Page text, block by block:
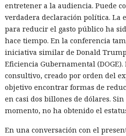
entretener a la audiencia. Puede
verdadera declaración política. La
para reducir el gasto público ha
hace tiempo. En la conferencia
iniciativa similar de Donald
Eficiencia Gubernamental (DOGE).
consultivo, creado por orden del
objetivo encontrar formas de
en casi dos billones de dólares.
momento, no ha obtenido el
En una conversación con el